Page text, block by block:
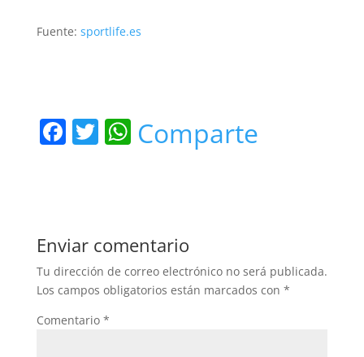
Fuente: sportlife.es
F
b
o
o
k
T W
A
p
p
Comparte
Enviar comentario
Tu dirección de correo electrónico no será publicada.
Los campos obligatorios están marcados con *
Comentario *